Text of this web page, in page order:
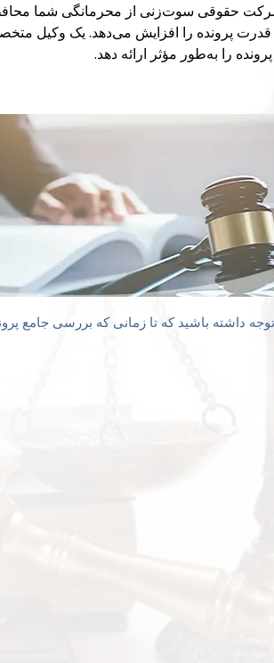
حقوقی سوت‌زنی از محرمانگی شما
قدرت پرونده را افزایش می‌دهد. یک وکیل
را به‌طور مؤثر ارائه دهد.
داشته باشید که تا زمانی که بررسی جامع